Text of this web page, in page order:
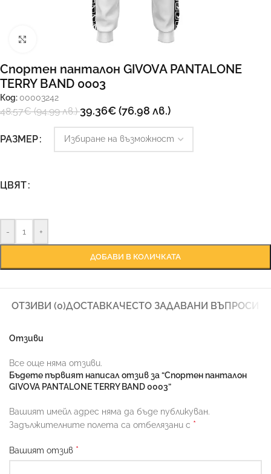
Спортен панталон GIVOVA PANTALONE
TERRY BAND 0003
Код: 00003242
48.57€(94.99 лв.)39.36€(76.98 лв.)
РАЗМЕР
ЦВЯТ
- +
ДОБАВИ В КОЛИЧКАТА
ОТЗИВИ (0)ДОСТАВКАЧЕСТО ЗАДАВАНИ ВЪПРОСИ
Отзиви
Все още няма отзиви.
Бъдете първият написал отзив за “Спортен панталон
GIVOVA PANTALONE TERRY BAND 0003”
Вашият имейл адрес няма да бъде публикуван.
Задължителните полета са отбелязани с *
Вашият отзив *